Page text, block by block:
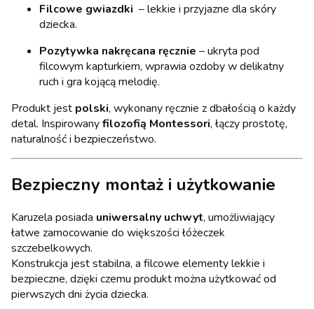
Filcowe gwiazdki – lekkie i przyjazne dla skóry
dziecka.
Pozytywka nakręcana ręcznie – ukryta pod
filcowym kapturkiem, wprawia ozdoby w delikatny
ruch i gra kojącą melodię.
Produkt jest polski, wykonany ręcznie z dbałością o każdy
detal. Inspirowanyfilozofią Montessori, łączy prostotę,
naturalność i bezpieczeństwo.
Bezpieczny montaż i użytkowanie
Karuzela posiada uniwersalny uchwyt, umożliwiający
łatwe zamocowanie do większości łóżeczek
szczebelkowych.
Konstrukcja jest stabilna, a filcowe elementy lekkie i
bezpieczne, dzięki czemu produkt można użytkować od
pierwszych dni życia dziecka.